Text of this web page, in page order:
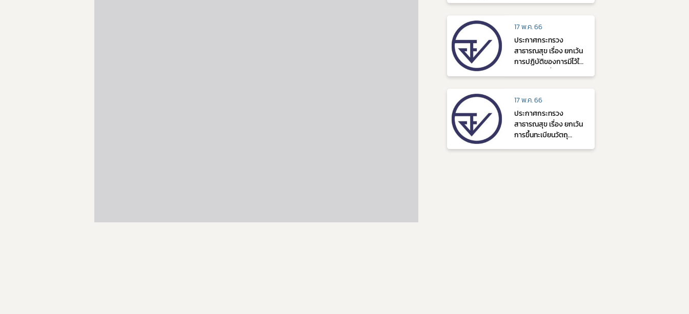
hydrogen
17 พ.ค. 66
ประกาศกระทรวง
สาธารณสุข เรื่อง ยกเว้น
การปฏิบัติของการมีไว้ใน
อันตราย พ.ศ. 2535 ที่
สำนักงานคณะกรรมการ
อาหารและยามีอำนาจ
หน้าที่รับผิดชอบ (2547)
17 พ.ค. 66
ประกาศกระทรวง
สาธารณสุข เรื่อง ยกเว้น
การขึ้นทะเบียนวัตถุ